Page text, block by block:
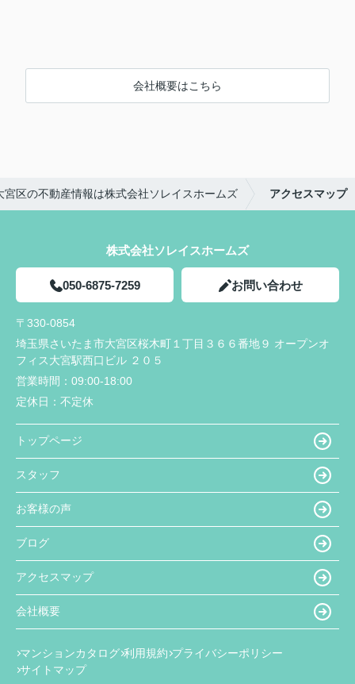
会社概要はこちら
宮区の不動産情報は株式会社ソレイスホームズ アクセスマップ
株式会社ソレイスホームズ
050-6875-7259 お問い合わせ
〒330-0854
埼玉県さいたま市大宮区桜木町１丁目３６６番地９ オープンオ
フィス大宮駅西口ビル ２０５
営業時間： 09:00-18:00
定休日： 不定休
トップページ
スタッフ
お客様の声
ブログ
アクセスマップ
会社概要
マンションカタログ 利用規約 プライバシーポリシー
サイトマップ